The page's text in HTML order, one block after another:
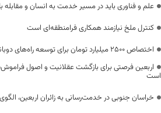
علم و فناوری باید در مسیر خدمت به انسان و مقابله
کنترل ملخ نیازمند همکاری فرامنطقه‌ای است
اختصاص 2500 میلیارد تومان برای توسعه راه‌های دوبانده خراسان جنوبی
اربعین فرصتی برای بازگشت عقلانیت و اصول
است
خراسان جنوبی در خدمت‌رسانی به زائران اربعین،